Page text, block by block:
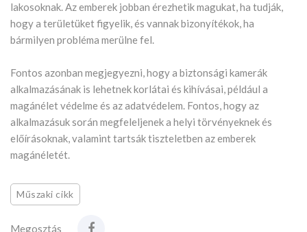
lakosoknak. Az emberek jobban érezhetik magukat, ha tudják,
hogy a területüket figyelik, és vannak bizonyítékok, ha
bármilyen probléma merülne fel.
Fontos azonban megjegyezni, hogy a biztonsági kamerák
alkalmazásának is lehetnek korlátai és kihívásai, például a
magánélet védelme és az adatvédelem. Fontos, hogy az
alkalmazásuk során megfeleljenek a helyi törvényeknek és
előírásoknak, valamint tartsák tiszteletben az emberek
magánéletét.
Műszaki cikk
Megosztás